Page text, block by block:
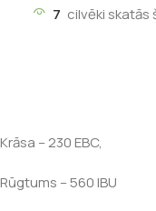
7 cilvēki skatās
Krāsa – 230 EBC,
Rūgtums – 560 IBU